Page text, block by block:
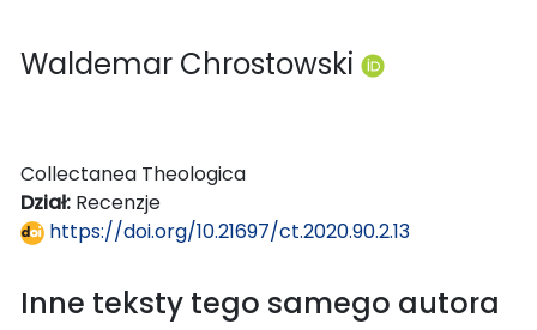
Waldemar Chrostowski
Collectanea Theologica
Dział: Recenzje
https://doi.org/10.21697/ct.2020.90.2.13
Inne teksty tego samego autora